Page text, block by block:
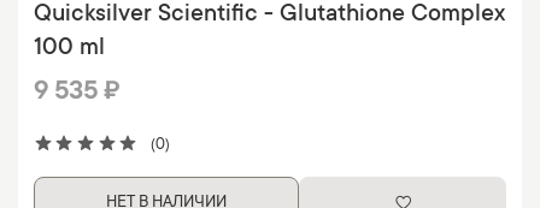
(0)
Quicksilver Scientific - Glutathione Complex
100 ml
9 535 ₽
НЕТ В НАЛИЧИИ